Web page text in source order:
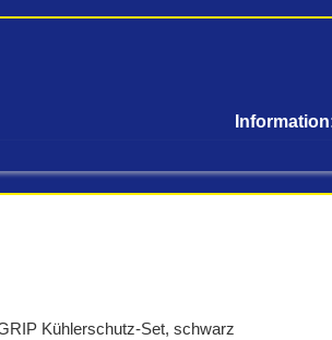
Kühlerschutz-Set, schwarz